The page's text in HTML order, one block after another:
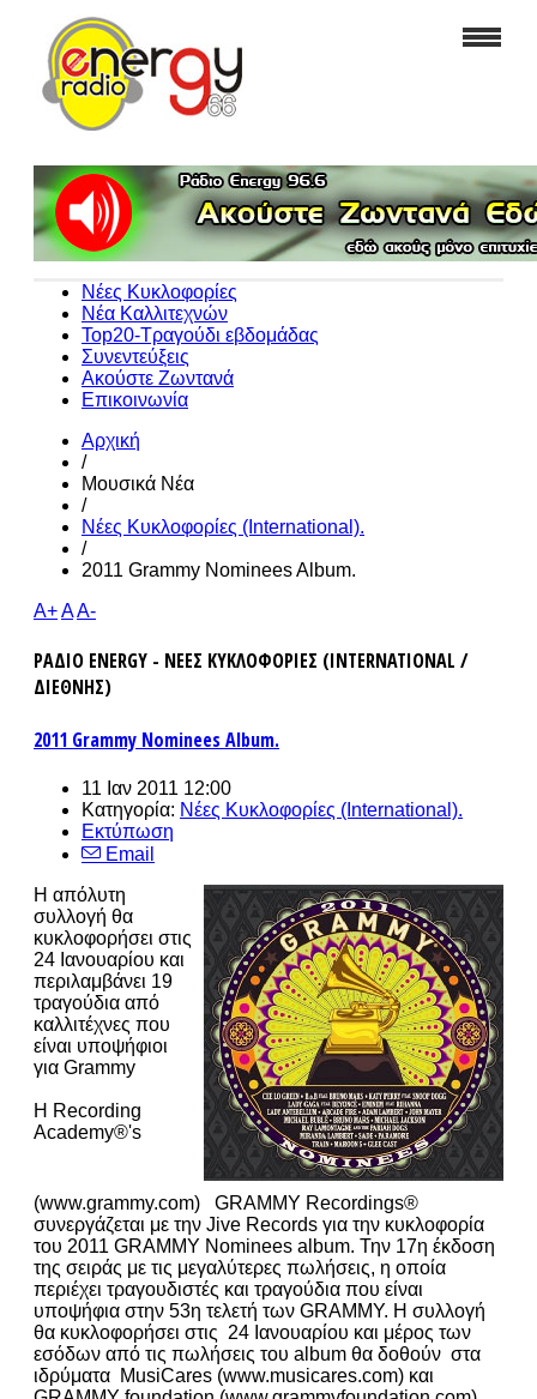
Νέες Κυκλοφορίες
Νέα Καλλιτεχνών
Top20-Τραγούδι εβδομάδας
Συνεντεύξεις
Ακούστε Ζωντανά
Επικοινωνία
Αρχική
/
Μουσικά Νέα
/
Νέες Κυκλοφορίες (International).
/
2011 Grammy Nominees Album.
A+AA-
ΡΑΔΙΟ ENERGY - ΝΕΕΣ ΚΥΚΛΟΦΟΡΙΕΣ (INTERNATIONAL /
ΔΙΕΘΝΗΣ)
2011 Grammy Nominees Album.
11 Ιαν 2011 12:00
Κατηγορία: Νέες Κυκλοφορίες (International).
Εκτύπωση
Email
Η απόλυτη
συλλογή θα
κυκλοφορήσει στις
24 Ιανουαρίου και
περιλαμβάνει 19
τραγούδια από
καλλιτέχνες που
είναι υποψήφιοι
για Grammy
Η Recording
Academy®'s
(www.grammy.com) GRAMMY Recordings®
συνεργάζεται με την Jive Records για την κυκλοφορία
του 2011 GRAMMY Nominees album. Την 17η έκδοση
της σειράς με τις μεγαλύτερες πωλήσεις, η οποία
περιέχει τραγουδιστές και τραγούδια που είναι
υποψήφια στην 53η τελετή των GRAMMY. Η συλλογή
θα κυκλοφορήσει στις 24 Ιανουαρίου και μέρος των
εσόδων από τις πωλήσεις του album θα δοθούν στα
ιδρύματα MusiCares (www.musicares.com) και